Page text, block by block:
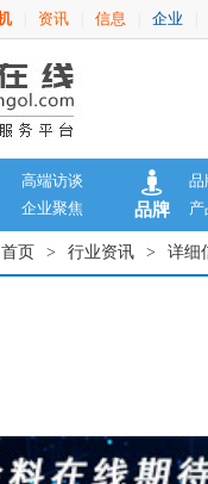
资讯 信息 企业
高端访谈
企业聚焦 品牌
品
产
首页 > 行业资讯 > 详细